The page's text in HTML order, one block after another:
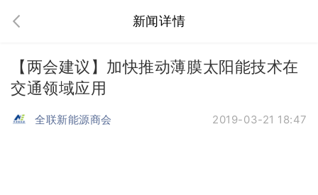
新闻详情
【两会建议】加快推动薄膜太阳能技术在
交通领域应用
全联新能源商会 2019-03-21 18:47